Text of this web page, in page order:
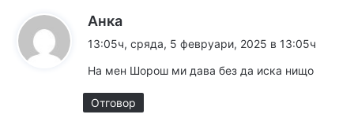
Анка
а
:
13:05ч, сряда, 5 февруари, 2025 в 13:05ч
На мен Шорош ми дава без да иска нищо
Отговор